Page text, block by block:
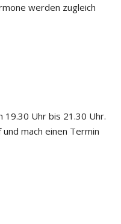
werden zugleich
19.30 Uhr bis 21.30 Uhr.
mach einen Termin